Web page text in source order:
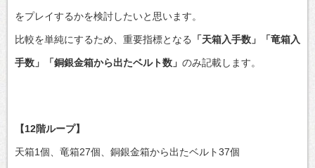
をプレイするかを検討したいと思います。
比較を単純にするため、重要指標となる 「天箱入手数」「竜箱入
手数」「銅銀金箱から出たベルト数」 のみ記載します。
【12階ループ】
天箱1個、竜箱27個、銅銀金箱から出たベルト37個